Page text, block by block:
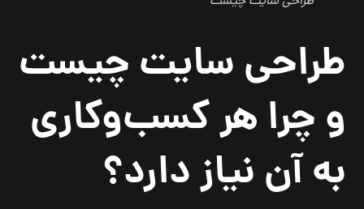
طراحی سایت چیست
و چرا هر کسب‌وکاری
به آن نیاز دارد؟